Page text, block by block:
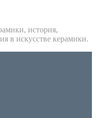
история,
в искусстве керамики.